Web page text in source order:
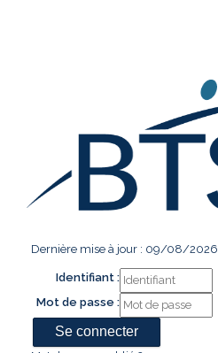
Dernière mise à jour : 09/08/2026
Identifiant :
Mot de passe :